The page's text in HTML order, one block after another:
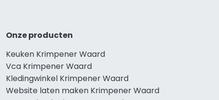
Onze producten
Keuken Krimpener Waard
Vca Krimpener Waard
Kledingwinkel Krimpener Waard
Website laten maken Krimpener Waard